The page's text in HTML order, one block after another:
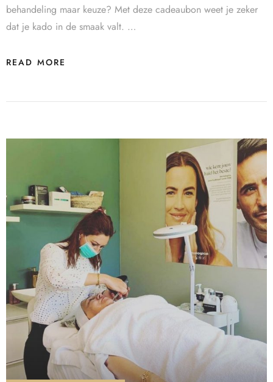
behandeling maar keuze? Met deze cadeaubon weet je zeker
dat je kado in de smaak valt. …
READ MORE